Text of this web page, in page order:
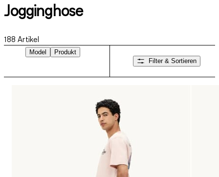
Jogginghose
188 Artikel
Model
Produkt
Filter & Sortieren